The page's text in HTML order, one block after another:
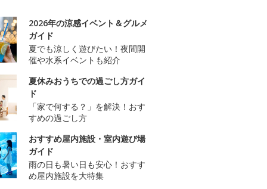
2026年の涼感イベント＆グルメ
ガイド
夏でも涼しく遊びたい！夜間開
催や水系イベントも紹介
夏休みおうちでの過ごし方ガイ
ド
「家で何する？」を解決！おす
すめの過ごし方
おすすめ屋内施設・室内遊び場
ガイド
雨の日も暑い日も安心！おすす
め屋内施設を大特集